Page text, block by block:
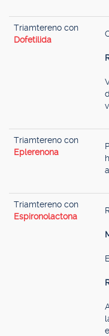
Triamtereno con
Dofetilida
Triamtereno con
Eplerenona
Triamtereno con
Espironolactona